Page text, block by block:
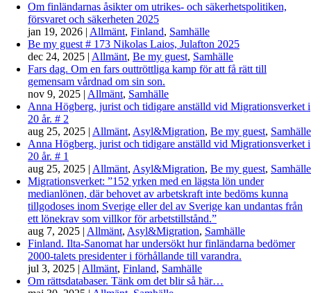
Om finländarnas åsikter om utrikes- och säkerhetspolitiken,
försvaret och säkerheten 2025
jan 19, 2026 | Allmänt, Finland, Samhälle
Be my guest # 173 Nikolas Laios, Julafton 2025
dec 24, 2025 | Allmänt, Be my guest, Samhälle
Fars dag. Om en fars outtröttliga kamp för att få rätt till
gemensam vårdnad om sin son.
nov 9, 2025 | Allmänt, Samhälle
Anna Högberg, jurist och tidigare anställd vid Migrationsverket i
20 år. # 2
aug 25, 2025 | Allmänt, Asyl&Migration, Be my guest, Samhälle
Anna Högberg, jurist och tidigare anställd vid Migrationsverket i
20 år. # 1
aug 25, 2025 | Allmänt, Asyl&Migration, Be my guest, Samhälle
Migrationsverket: ”152 yrken med en lägsta lön under
medianlönen, där behovet av arbetskraft inte bedöms kunna
tillgodoses inom Sverige eller del av Sverige kan undantas från
ett lönekrav som villkor för arbetstillstånd.”
aug 7, 2025 | Allmänt, Asyl&Migration, Samhälle
Finland. Ilta-Sanomat har undersökt hur finländarna bedömer
2000-talets presidenter i förhållande till varandra.
jul 3, 2025 | Allmänt, Finland, Samhälle
Om rättsdatabaser. Tänk om det blir så här…